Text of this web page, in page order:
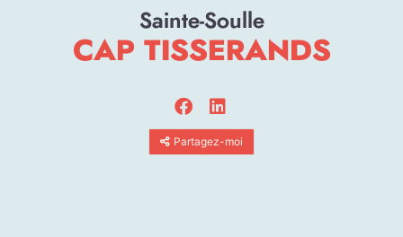
Sainte-Soulle
CAP TISSERANDS
Partagez-moi